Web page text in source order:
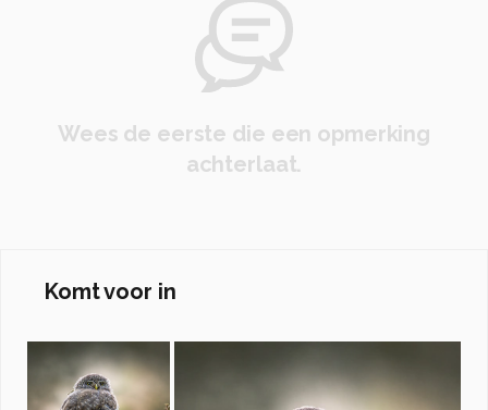
Wees de eerste die een opmerking
achterlaat.
Komt voor in